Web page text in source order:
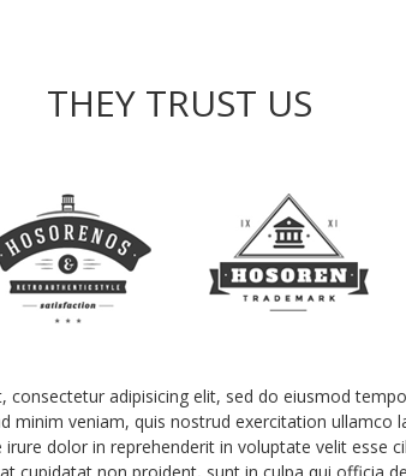
THEY TRUST US
consectetur adipisicing elit, sed do eiusmod
minim veniam, quis nostrud exercitation ullamco
dolor in reprehenderit in voluptate velit esse